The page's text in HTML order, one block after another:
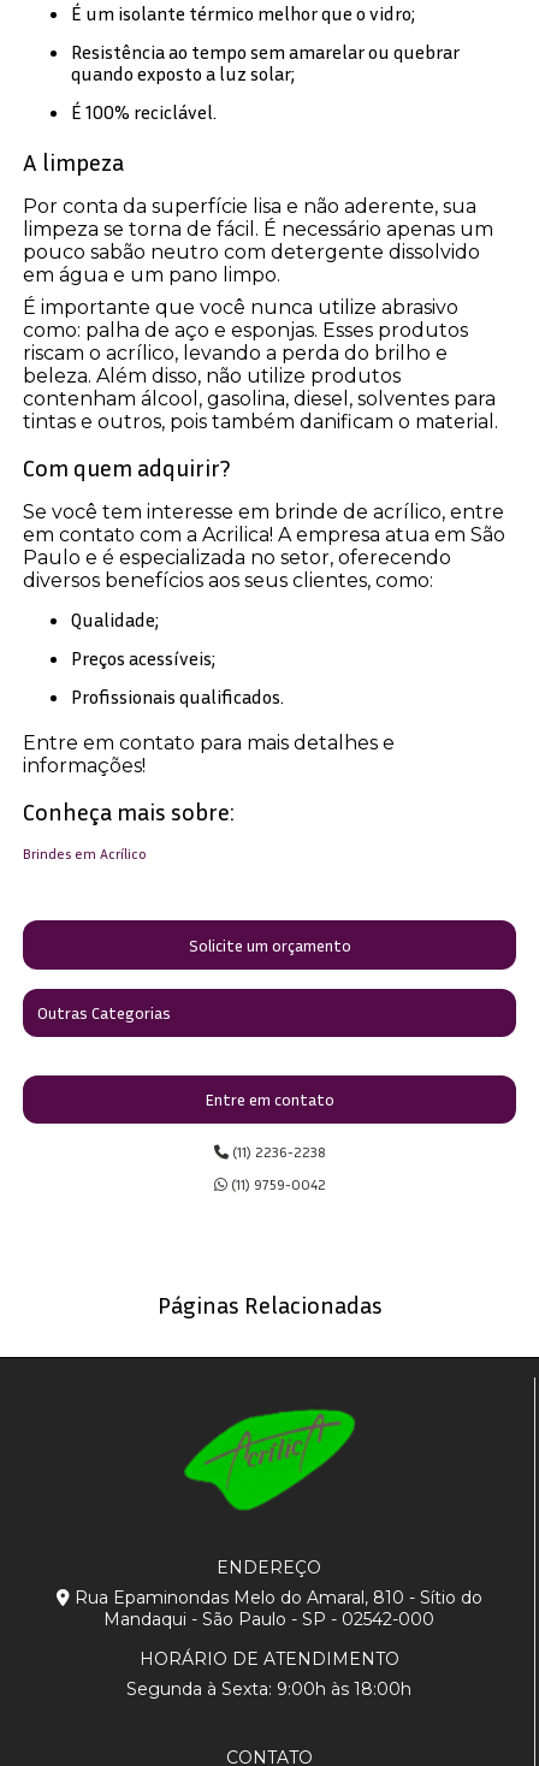
É um isolante térmico melhor que o vidro;
Resistência ao tempo sem amarelar ou quebrar
quando exposto a luz solar;
É 100% reciclável.
A limpeza
Por conta da superfície lisa e não aderente, sua
limpeza se torna de fácil. É necessário apenas um
pouco sabão neutro com detergente dissolvido
em água e um pano limpo.
É importante que você nunca utilize abrasivo
como: palha de aço e esponjas. Esses produtos
riscam o acrílico, levando a perda do brilho e
beleza. Além disso, não utilize produtos
contenham álcool, gasolina, diesel, solventes para
tintas e outros, pois também danificam o material.
Com quem adquirir?
Se você tem interesse em brinde de acrílico, entre
em contato com a Acrilica! A empresa atua em São
Paulo e é especializada no setor, oferecendo
diversos benefícios aos seus clientes, como:
Qualidade;
Preços acessíveis;
Profissionais qualificados.
Entre em contato para mais detalhes e
informações!
Conheça mais sobre:
Brindes em Acrílico
Solicite um orçamento
Outras Categorias
Entre em contato
(11) 2236-2238
(11) 9759-0042
Páginas Relacionadas
ENDEREÇO
Rua Epaminondas Melo do Amaral, 810 - Sítio do
Mandaqui - São Paulo - SP - 02542-000
HORÁRIO DE ATENDIMENTO
Segunda à Sexta: 9:00h às 18:00h
CONTATO